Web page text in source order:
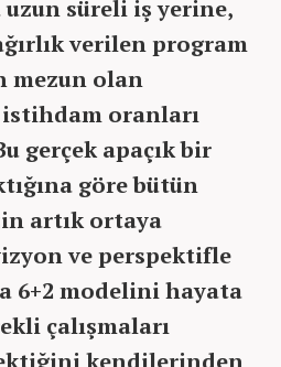
süreli iş yerine,
verilen program
mezun olan
oranları
gerçek apaçık bir
göre bütün
artık ortaya
ve perspektifle
6+2 modelini hayata
çalışmaları
kendilerinden